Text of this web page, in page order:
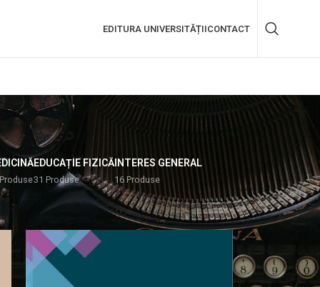
EDITURA UNIVERSITĂȚIICONTACT
EDUCAȚIE FIZICĂ
31 Produse
INTERES GENERAL
16 Produse
18